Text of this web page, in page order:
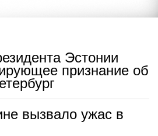
Эстонии
признание об
вызвало ужас в